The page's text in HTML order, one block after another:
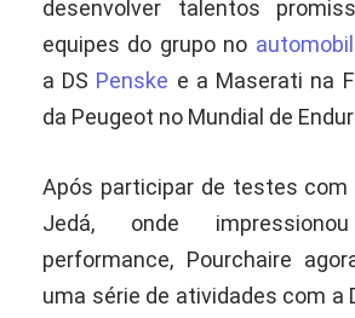
desenvolver talentos
equipes do grupo no
a DS Penske e a Maserati na
da Peugeot no Mundial de
Após participar de testes com
Jedá, onde
performance, Pourchaire
uma série de atividades com a